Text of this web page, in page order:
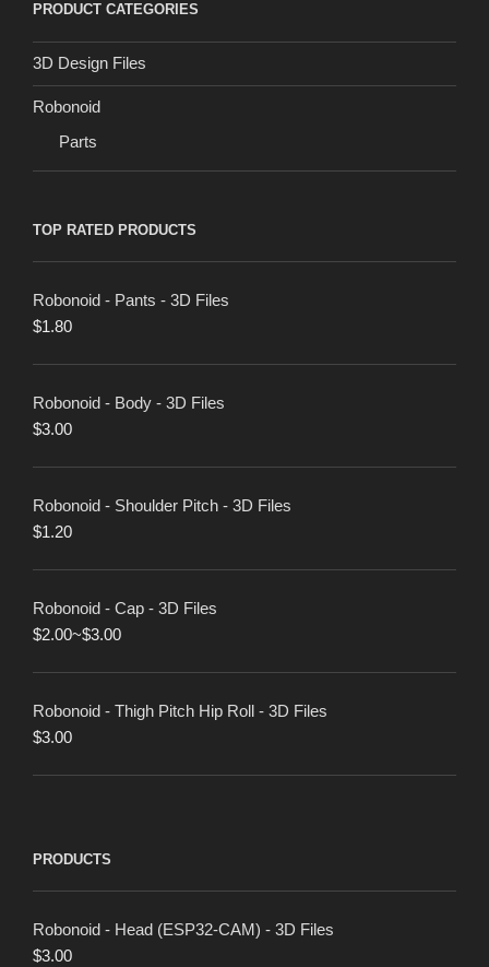
PRODUCT CATEGORIES
3D Design Files
Robonoid
Parts
TOP RATED PRODUCTS
Robonoid - Pants - 3D Files
$1.80
Robonoid - Body - 3D Files
$3.00
Robonoid - Shoulder Pitch - 3D Files
$1.20
Robonoid - Cap - 3D Files
$2.00~$3.00
Robonoid - Thigh Pitch Hip Roll - 3D Files
$3.00
PRODUCTS
Robonoid - Head (ESP32-CAM) - 3D Files
$3.00